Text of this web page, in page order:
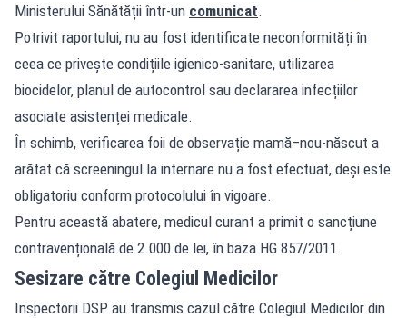
Ministerului Sănătății într-un comunicat.
Potrivit raportului, nu au fost identificate neconformități în
ceea ce privește condițiile igienico‑sanitare, utilizarea
biocidelor, planul de autocontrol sau declararea infecțiilor
asociate asistenței medicale.
În schimb, verificarea foii de observație mamă–nou‑născut a
arătat că screeningul la internare nu a fost efectuat, deși este
obligatoriu conform protocolului în vigoare.
Pentru această abatere, medicul curant a primit o sancțiune
contravențională de 2.000 de lei, în baza HG 857/2011.
Sesizare către Colegiul Medicilor
Inspectorii DSP au transmis cazul către Colegiul Medicilor din